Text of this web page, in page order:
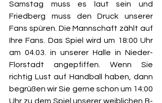
Samstag muss es laut sein und
Friedberg muss den Druck unserer
Fans spüren. Die Mannschaft zählt auf
Ihre Fans. Das Spiel wird um 18:00 Uhr
am 04.03. in unserer Halle in Nieder-
Florstadt angepfiffen. Wenn Sie
richtig Lust auf Handball haben, dann
begrüßen wir Sie gerne schon um 14:00
Uhr zu dem Spiel unserer weiblichen B-